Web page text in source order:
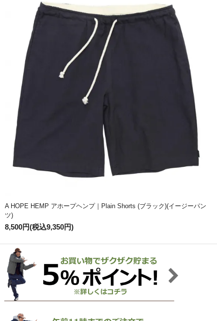
A HOPE HEMP アホープヘンプ｜Plain Shorts (ブラック)(イージーパン
ツ)
8,500円(税込9,350円)